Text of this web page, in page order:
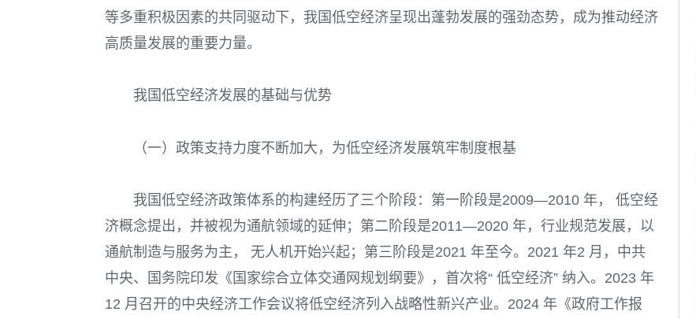
等多重积极因素的共同驱动下，我国低空经济呈现出蓬勃发展的强劲态势，成为推动经济
高质量发展的重要力量。
我国低空经济发展的基础与优势
（一）政策支持力度不断加大，为低空经济发展筑牢制度根基
我国低空经济政策体系的构建经历了三个阶段：第一阶段是2009—2010 年， 低空经
济概念提出，并被视为通航领域的延伸；第二阶段是2011—2020 年，行业规范发展，以
通航制造与服务为主， 无人机开始兴起；第三阶段是2021 年至今。2021 年2 月，中共
中央、国务院印发《国家综合立体交通网规划纲要》，首次将“ 低空经济” 纳入。2023 年
12 月召开的中央经济工作会议将低空经济列入战略性新兴产业。2024 年《政府工作报